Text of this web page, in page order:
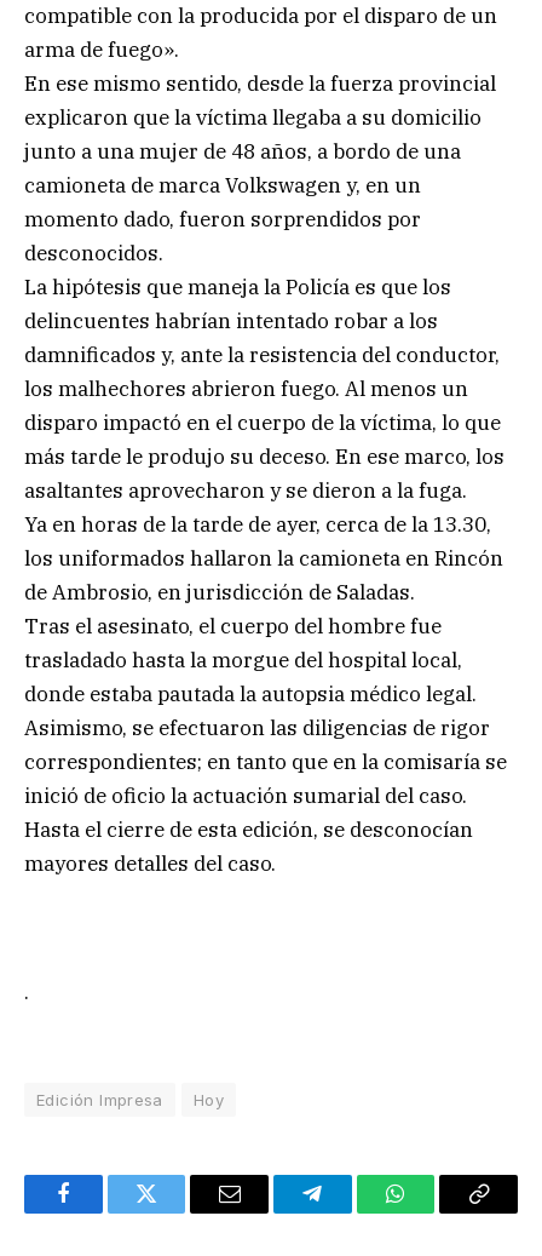
compatible con la producida por el disparo de un
arma de fuego».
En ese mismo sentido, desde la fuerza provincial
explicaron que la víctima llegaba a su domicilio
junto a una mujer de 48 años, a bordo de una
camioneta de marca Volkswagen y, en un
momento dado, fueron sorprendidos por
desconocidos.
La hipótesis que maneja la Policía es que los
delincuentes habrían intentado robar a los
damnificados y, ante la resistencia del conductor,
los malhechores abrieron fuego. Al menos un
disparo impactó en el cuerpo de la víctima, lo que
más tarde le produjo su deceso. En ese marco, los
asaltantes aprovecharon y se dieron a la fuga.
Ya en horas de la tarde de ayer, cerca de la 13.30,
los uniformados hallaron la camioneta en Rincón
de Ambrosio, en jurisdicción de Saladas.
Tras el asesinato, el cuerpo del hombre fue
trasladado hasta la morgue del hospital local,
donde estaba pautada la autopsia médico legal.
Asimismo, se efectuaron las diligencias de rigor
correspondientes; en tanto que en la comisaría se
inició de oficio la actuación sumarial del caso.
Hasta el cierre de esta edición, se desconocían
mayores detalles del caso.
.
Edición Impresa Hoy
FacebookTwitter Email TelegramWhatsAppCopy